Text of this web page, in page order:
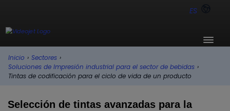
ES
Inicio › Sectores ›
Soluciones de Impresión industrial para el sector de bebidas ›
Tintas de codificación para el ciclo de vida de un producto
Selección de tintas avanzadas para la